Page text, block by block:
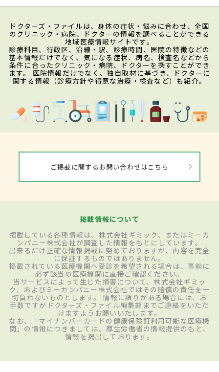
ドクターズ・ファイルは、身体の症状・悩みに合わせ、全国
のクリニック・病院、ドクターの情報を調べることができる
地域医療情報サイトです。
診療科目、行政区、沿線・駅、診療時間、医院の特徴などの
基本情報だけでなく、気になる症状、病名、検査名などから
条件に合ったクリニック・病院、ドクターを探すことができ
ます。 医院情報だけでなく、独自取材に基づき、ドクターに
関する情報（診療方針や得意な治療・検査など）も紹介。
ご掲載に関するお問い合わせはこちら
掲載情報について
掲載している各種情報は、株式会社ギミック、またはミーカ
ンパニー株式会社が調査した情報をもとにしています。
出来るだけ正確な情報掲載に努めておりますが、内容を完全
に保証するものではありません。
掲載されている医療機関へ受診を希望される場合は、事前に
必ず該当の医療機関に直接ご確認ください。
当サービスによって生じた損害について、株式会社ギミッ
ク、およびミーカンパニー株式会社ではその賠償の責任を一
切負わないものとします。 情報に誤りがある場合には、お
手数ですがドクターズ・ファイル編集部までご連絡をいただ
けますようお願いいたします。
なお、「マイナンバーカードの健康保険証利用可能な医療機
関」の情報につきましては、厚生労働省の情報提供のもと、
情報を掲出しております。